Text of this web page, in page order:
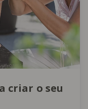
criar o seu